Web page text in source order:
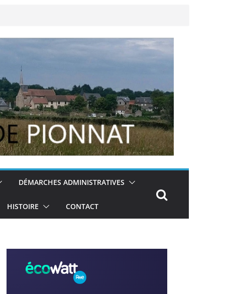
DÉMARCHES ADMINISTRATIVES
HISTOIRE CONTACT